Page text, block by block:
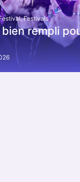
, Festivals
rempli